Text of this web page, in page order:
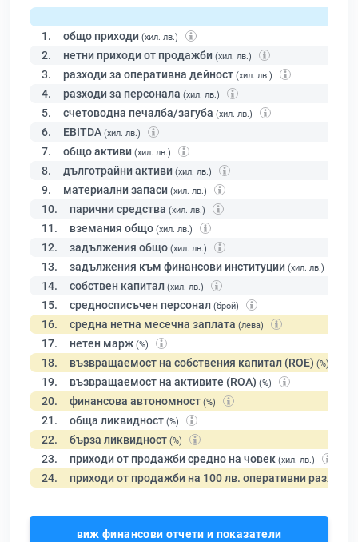
1. общо приходи (хил. лв.)
2. нетни приходи от продажби (хил. лв.)
3. разходи за оперативна дейност (хил. лв.)
4. разходи за персонала (хил. лв.)
5. счетоводна печалба/загуба (хил. лв.)
6. EBITDA (хил. лв.)
7. общо активи (хил. лв.)
8. дълготрайни активи (хил. лв.)
9. материални запаси (хил. лв.)
10. парични средства (хил. лв.)
11. вземания общо (хил. лв.)
12. задължения общо (хил. лв.)
13. задължения към финансови институции (хил. лв.)
14. собствен капитал (хил. лв.)
15. средносписъчен персонал (брой)
16. средна нетна месечна заплата (лева)
17. нетен марж (%)
18. възвращаемост на собствения капитал (ROE) (%)
19. възвращаемост на активите (ROA) (%)
20. финансова автономност (%)
21. обща ликвидност (%)
22. бърза ликвидност (%)
23. приходи от продажби средно на човек (хил. лв.)
24. приходи от продажби на 100 лв. оперативни разходи
виж финансови отчети и показатели